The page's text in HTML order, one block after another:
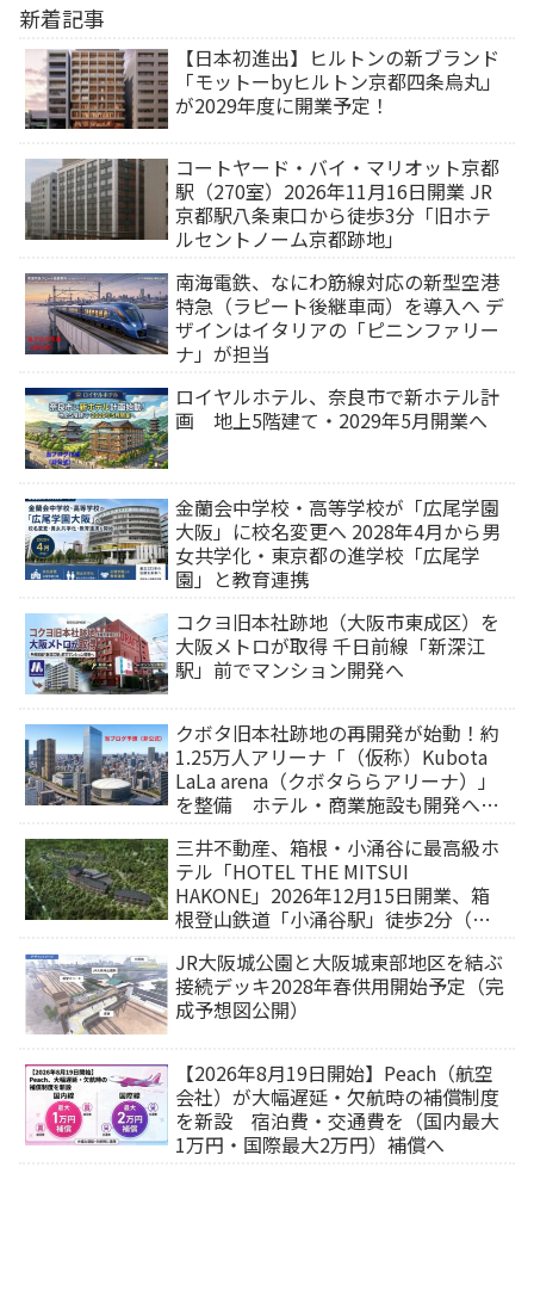
新着記事
【日本初進出】ヒルトンの新ブランド
「モットーbyヒルトン京都四条烏丸」
が2029年度に開業予定！
コートヤード・バイ・マリオット京都
駅（270室）2026年11月16日開業 JR
京都駅八条東口から徒歩3分「旧ホテ
ルセントノーム京都跡地」
南海電鉄、なにわ筋線対応の新型空港
特急（ラピート後継車両）を導入へ デ
ザインはイタリアの「ピニンファリー
ナ」が担当
ロイヤルホテル、奈良市で新ホテル計
画 地上5階建て・2029年5月開業へ
金蘭会中学校・高等学校が「広尾学園
大阪」に校名変更へ 2028年4月から男
女共学化・東京都の進学校「広尾学
園」と教育連携
コクヨ旧本社跡地（大阪市東成区）を
大阪メトロが取得 千日前線「新深江
駅」前でマンション開発へ
クボタ旧本社跡地の再開発が始動！約
1.25万人アリーナ「（仮称）Kubota
LaLa arena（クボタららアリーナ）」
を整備 ホテル・商業施設も開発へ
三井不動産、箱根・小涌谷に最高級ホ
テル「HOTEL THE MITSUI
HAKONE」2026年12月15日開業、箱
根登山鉄道「小涌谷駅」徒歩2分（旅
JR大阪城公園と大阪城東部地区を結ぶ
接続デッキ2028年春供用開始予定（完
成予想図公開）
【2026年8月19日開始】Peach（航空
会社）が大幅遅延・欠航時の補償制度
を新設 宿泊費・交通費を（国内最大
1万円・国際最大2万円）補償へ